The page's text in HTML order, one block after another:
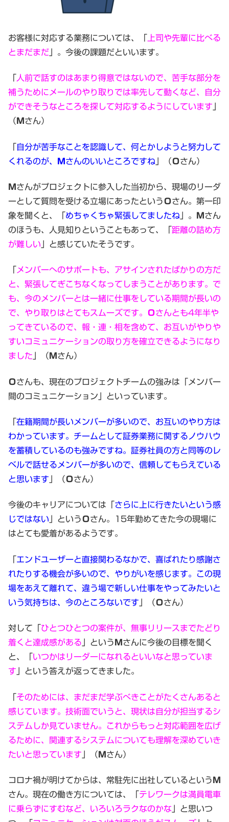
お客様に対応する業務については、「
上司や先輩に比べる
とまだまだ 」。今後の課題だといいます。
人前で話すのはあまり得意ではないので、苦手な部分を
補うためにメールのやり取りでは率先して動くなど、自分
ができそうなところを探して対応するようにしています
（ Ｍ さん）
「自分が苦手なことを認識して、何とかしようと努力して
くれるのが、 Ｍさんのいいところですね 」（Ｏさん）
Ｍ さんがプロジェクトに参入した当初から、現場のリーダ
ーとして質問を受ける立場にあったというＯさん。第一印
象を聞くと、「 めちゃくちゃ緊張してましたね 」。 Ｍ さん
のほうも、人見知りということもあって、「 距離の詰め方
が難しい 」と感じていたそうです。
メンバーへのサポートも、アサインされたばかりの方だ
と、緊張してぎこちなくなってしまうことがあります。で
も、今のメンバーとは一緒に仕事をしている期間が長いの
で、やり取りはとてもスムーズです。 Ｏさんとも4年半や
ってきているので、報・連・相を含めて、お互いがやりや
すいコミュニケーションの取り方を確立できるようになり
ました 」（ Ｍ さん）
Ｏさんも、現在のプロジェクトチームの強みは「メンバー
間のコミュニケーション」といっています。
在籍期間が長いメンバーが多いので、お互いのやり方は
わかっています。チームとして証券業務に関するノウハウ
を蓄積しているのも強みですね。証券社員の方と同等のレ
ベルで話せるメンバーが多いので、信頼してもらえている
と思います 」（Ｏさん）
今後のキャリアについては「 さらに上に行きたいという感
じではない 」というＯさん。15年勤めてきた今の現場に
はとても愛着があるようです。
エンドユーザーと直接関わるなかで、喜ばれたり感謝さ
れたりする機会が多いので、やりがいを感じます。この現
場をあえて離れて、違う場で新しい仕事をやってみたいと
いう気持ちは、今のところないです 」（Ｏさん）
対して「 ひとつひとつの案件が、無事リリースまでたどり
着くと達成感がある 」という Ｍ さんに今後の目標を聞く
と、「 いつかはリーダーになれるといいなと思っていま
す 」という答えが返ってきました。
そのためには、まだまだ学ぶべきことがたくさんあると
感じています。技術面でいうと、現状は自分が担当するシ
ステムしか見ていません。これからもっと対応範囲を広げ
るために、関連するシステムについても理解を深めていき
たいと思っています 」（ Ｍ さん）
コロナ禍が明けてからは、常駐先に出社しているという M
さん。現在の働き方については、「 テレワークは満員電車
に乗らずにすむなど、いろいろラクなのかな 」と思いつ